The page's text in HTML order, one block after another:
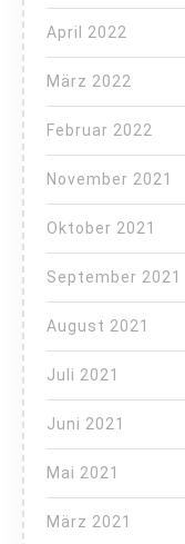
April 2022
März 2022
Februar 2022
November 2021
Oktober 2021
September 2021
August 2021
Juli 2021
Juni 2021
Mai 2021
März 2021